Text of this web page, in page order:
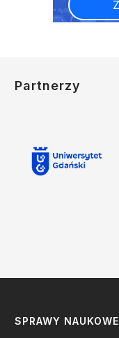
Partnerzy
SPRAWY NAUKOWE